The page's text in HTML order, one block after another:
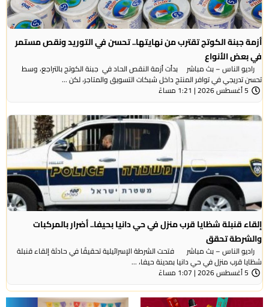
أزمة جبنة الكوتج تقترب من نهايتها.. تحسن في التوريد ونقص مستمر
في بعض الأنواع
راديو الناس – بث مباشر بدأت أزمة النقص الحاد في جبنة الكوتج بالتراجع، وسط
تحسن تدريجي في توافر المنتج داخل شبكات التسويق والمتاجر، لكن ...
5 أغسطس 2026 | 1:21 مساءً
إلقاء قنبلة شظايا قرب منزل في حي دانيا بحيفا.. أضرار بالمركبات
والشرطة تحقق
راديو الناس – بث مباشر فتحت الشرطة الإسرائيلية تحقيقًا في حادثة إلقاء قنبلة
شظايا قرب منزل في حي دانيا بمدينة حيفا، ...
5 أغسطس 2026 | 1:07 مساءً